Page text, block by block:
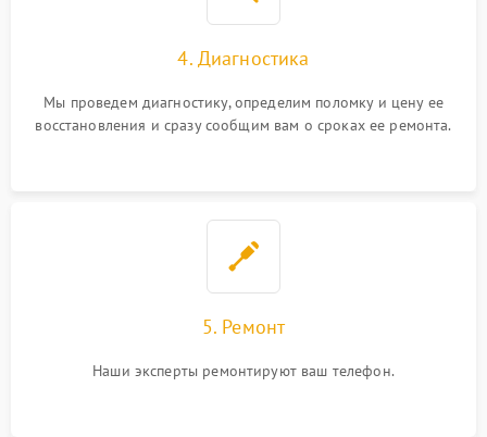
4. Диагностика
Мы проведем диагностику, определим поломку и цену ее
восстановления и сразу сообщим вам о сроках ее ремонта.
5. Ремонт
Наши эксперты ремонтируют ваш телефон.